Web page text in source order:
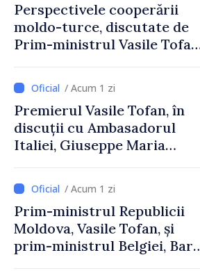
Perspectivele cooperării
moldo-turce, discutate de
Prim-ministrul Vasile Tofan
Uygar Mustafa Sertel
/ Acum 1 zi
Premierul Vasile Tofan, în
discuții cu Ambasadorul
Italiei, Giuseppe Maria
/ Acum 1 zi
Prim-ministrul Republicii
Moldova, Vasile Tofan, și
prim-ministrul Belgiei, Bart